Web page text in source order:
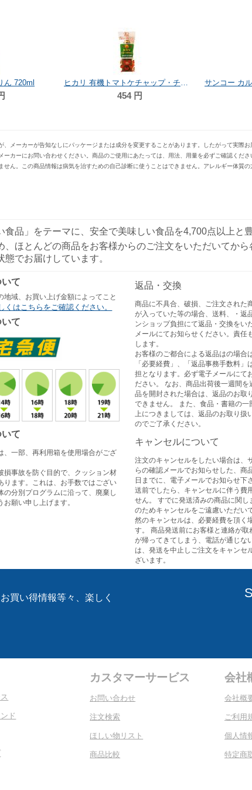
ん 720ml ヒカリ 有機トマトケチャップ・チューブ 300g
454 円
メーカーが告知なしにパッケージまたは成分を変更することがあります。したがって実際
カーにお問い合わせください。商品のご使用にあたっては、用法、用量を必ずご確認くだ
ん。この商品情報は病気を治すための自己診断に使うことはできません。アレルギー体質
品」をテーマに、安全で美味しい食品を4,700点以上と
ほとんどの商品をお客様からのご注文をいただいてか
でお届けしています。
て
地域、お買い上げ金額によってこと
くはこちらをご確認ください。
て
て
、一部、再利用箱を使用場合がござ
損事故を防ぐ目的で、クッション材
ります。これは、お手数ではござい
の分別プログラムに沿って、廃棄し
お願い申し上げます。
返品・交換
商品に不具合、破損、ご注文された
が入っていた等の場合、送料、・返
ンショップ負担にて返品・交換をい
メールにてお知らせください。責任
します。
お客様のご都合による返品はの場合
「必要経費」、「返品事務手数料」
担となります。必ず電子メールにて
ださい。 なお、商品出荷後一週間を
品を開封された場合は、返品のお取
できません。 また、食品・書籍の一
上につきましては、返品のお取り扱
のでご了承ください。
キャンセルについて
注文のキャンセルをしたい場合は、
らの確認メールでお知らせした、商
日までに、電子メールでお知らせ下
送前でしたら、キャンセルに伴う費
せん。 すでに発送済みの商品に関し
のためキャンセルをご遠慮いただい
然のキャンセルは、必要経費を頂く
す。 商品発送前にお客様と連絡が取
が帰ってきてしまう、電話が通じな
は、発送を中止しご注文をキャンセ
ざいます。
買い得情報等々、楽しく
ド
カスタマーサービス
お問い合わせ
注文検索
ほしい物リスト
商品比較
会社
会社概
ご利用
個人情
特定商